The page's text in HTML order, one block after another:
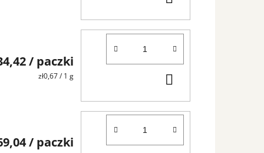
KOSZYKA
/ paczki
Cena
zł0,67 / 1 g
KOSZYKA
/ paczki